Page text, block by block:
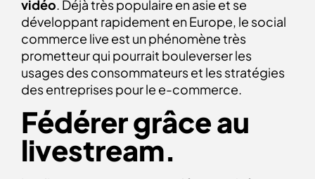
vidéo. Déjà très populaire en asie et se
développant rapidement en Europe, le social
commerce live est un phénomène très
prometteur qui pourrait bouleverser les
usages des consommateurs et les stratégies
des entreprises pour le e-commerce.
Fédérer grâce au
livestream.